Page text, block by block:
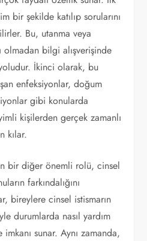
bir şekilde katılıp sorularını
Bu, utanma veya
olmadan bilgi alışverişinde
İkinci olarak, bu
enfeksiyonlar, doğum
gibi konularda
kişilerden gerçek zamanlı
kılar.
bir diğer önemli rolü, cinsel
farkındalığını
bireylere cinsel istismarın
durumlarda nasıl yardım
sunar. Aynı zamanda,